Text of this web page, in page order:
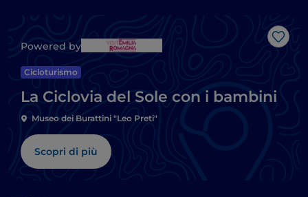
Like
Powered by
Cicloturismo
La Ciclovia del Sole con i bambini
Museo dei Burattini "Leo Preti"
Scopri di più